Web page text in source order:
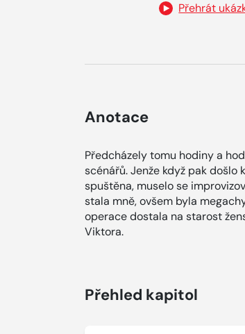
Přehrát
Anotace
Předcházely tomu hodiny a
scénářů. Jenže když pak došlo
spuštěna, muselo se
stala mně, ovšem byla
operace dostala na starost
Viktora.
Přehled kapitol